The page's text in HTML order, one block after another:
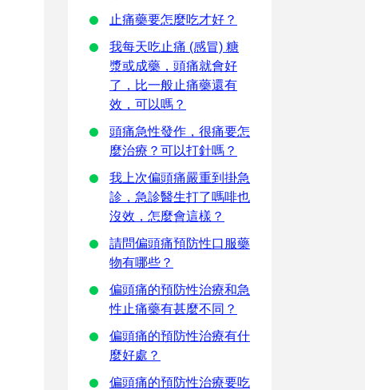
止痛藥要怎麼吃才好？
我每天吃止痛 (感冒) 糖
漿或成藥，頭痛就會好
了，比一般止痛藥還有
效，可以嗎？
頭痛急性發作，很痛要怎
麼治療？可以打針嗎？
我上次偏頭痛嚴重到掛急
診，急診醫生打了嗎啡也
沒效，怎麼會這樣？
請問偏頭痛預防性口服藥
物有哪些？
偏頭痛的預防性治療和急
性止痛藥有甚麼不同？
偏頭痛的預防性治療有什
麼好處？
偏頭痛的預防性治療要吃